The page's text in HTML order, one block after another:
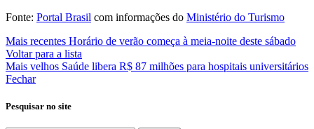
Fonte: Portal Brasil com informações do Ministério do Turismo
Mais recentes Horário de verão começa à meia-noite deste sábado
Voltar para a lista
Mais velhos Saúde libera R$ 87 milhões para hospitais universitários
Fechar
Pesquisar no site